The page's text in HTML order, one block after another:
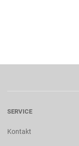
SERVICE
Kontakt